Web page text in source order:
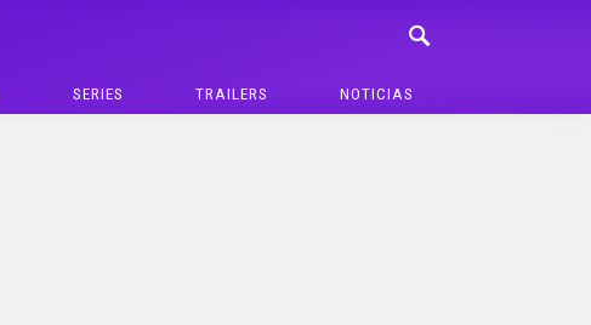
SERIES TRAILERS NOTICIAS